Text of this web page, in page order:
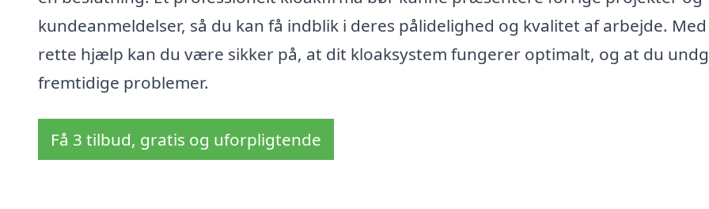
kundeanmeldelser, så du kan få indblik i deres pålidelighed og kvalitet af arbejde.
rette hjælp kan du være sikker på, at dit kloaksystem fungerer optimalt, og at du
fremtidige problemer.
Få 3 tilbud, gratis og uforpligtende